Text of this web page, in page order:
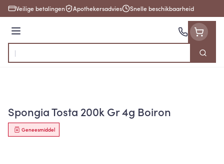
Ga naar de inhoud
Veilige betalingen Apothekersadvies Snelle beschikbaarheid
Menu
Product, merk, categorie...
Zoek
Spongia Tosta 200k Gr 4g Boiron
Geneesmiddel